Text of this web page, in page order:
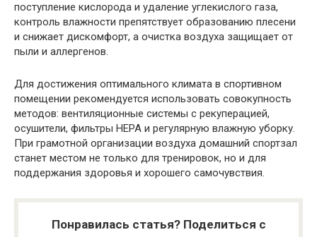
поступление кислорода и удаление углекислого газа,
контроль влажности препятствует образованию плесени
и снижает дискомфорт, а очистка воздуха защищает от
пыли и аллергенов.
Для достижения оптимального климата в спортивном
помещении рекомендуется использовать совокупность
методов: вентиляционные системы с рекуперацией,
осушители, фильтры HEPA и регулярную влажную уборку.
При грамотной организации воздуха домашний спортзал
станет местом не только для тренировок, но и для
поддержания здоровья и хорошего самочувствия.
Понравилась статья? Поделиться с